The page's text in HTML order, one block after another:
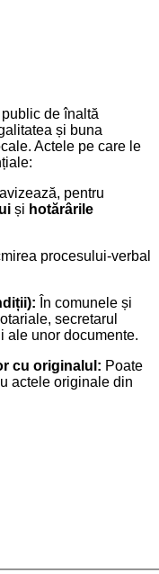
de înaltă
și buna
Actele pe care le
pentru
și hotărârile
procesului-verbal
În comunele și
secretarul
ale unor documente.
cu originalul: Poate
actele originale din